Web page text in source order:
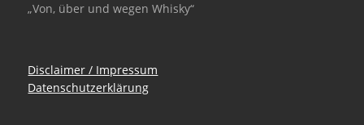
„Von, über und wegen Whisky“
Disclaimer / Impressum
Datenschutzerklärung